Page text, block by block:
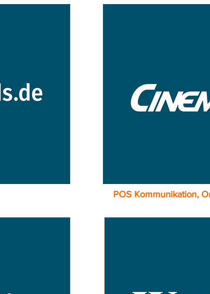
POS Kommunikation,